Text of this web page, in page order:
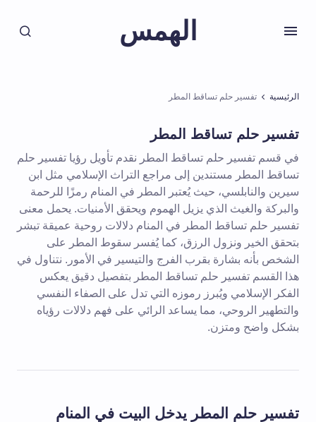
الهمس
الرئيسية تفسير حلم تساقط المطر
تفسير حلم تساقط المطر
في قسم تفسير حلم تساقط المطر نقدم تأويل رؤيا تفسير حلم
تساقط المطر مستندين إلى مراجع التراث الإسلامي مثل ابن
سيرين والنابلسي، حيث يُعتبر المطر في المنام رمزًا للرحمة
والبركة والغيث الذي يزيل الهموم ويحقق الأمنيات. يحمل معنى
تفسير حلم تساقط المطر في المنام دلالات روحية عميقة تبشر
بتحقق الخير ونزول الرزق، كما يُفسر سقوط المطر على
الشخص بأنه بشارة بقرب الفرج والتيسير في الأمور. نتناول في
هذا القسم تفسير حلم تساقط المطر بتفصيل دقيق يعكس
الفكر الإسلامي ويُبرز رموزه التي تدل على الصفاء النفسي
والتطهير الروحي، مما يساعد الرائي على فهم دلالات رؤياه
بشكل واضح ومتزن.
تفسير حلم المطر يدخل البيت في المنام